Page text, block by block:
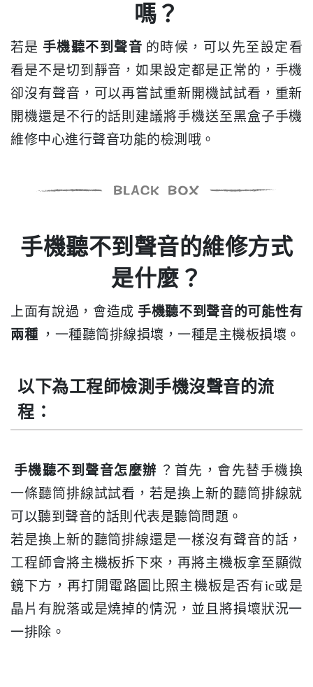
嗎？
若是 手機聽不到聲音 的時候，可以先至設定看
看是不是切到靜音，如果設定都是正常的，手機
卻沒有聲音，可以再嘗試重新開機試試看，重新
開機還是不行的話則建議將手機送至黑盒子手機
維修中心進行聲音功能的檢測哦。
手機聽不到聲音的維修方式
是什麼？
上面有說過，會造成 手機聽不到聲音的可能性有
兩種 ，一種聽筒排線損壞，一種是主機板損壞。
以下為工程師檢測手機沒聲音的流
程：
手機聽不到聲音怎麼辦 ？首先，會先替手機換
一條聽筒排線試試看，若是換上新的聽筒排線就
可以聽到聲音的話則代表是聽筒問題。
若是換上新的聽筒排線還是一樣沒有聲音的話，
工程師會將主機板拆下來，再將主機板拿至顯微
鏡下方，再打開電路圖比照主機板是否有ic或是
晶片有脫落或是燒掉的情況，並且將損壞狀況一
一排除。